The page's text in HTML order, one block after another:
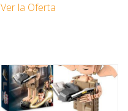
Ver la Oferta